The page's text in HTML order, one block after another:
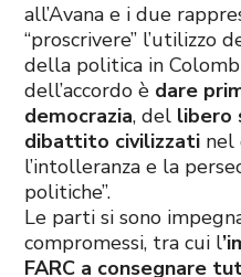
all’Avana e i due
“proscrivere” l’utilizzo
della politica in
dell’accordo è dare
democrazia, del libero
dibattito civilizzati nel
l’intolleranza e la
politiche”.
Le parti si sono
compromessi, tra cui l
FARC a consegnare